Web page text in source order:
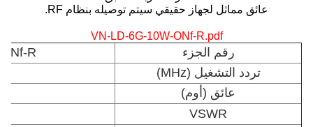
عائق مماثل لجهاز حقيقي سيتم توصيله بنظام RF.
VN-LD-6G-10W-ONf-R.pdf
رقم الجزء
R
تردد التشغيل (MHz)
عائق (أوم)
VSWR